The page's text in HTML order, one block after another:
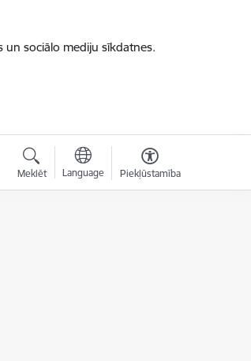
un sociālo mediju sīkdatnes.
Meklēt Language Piekļūstamība